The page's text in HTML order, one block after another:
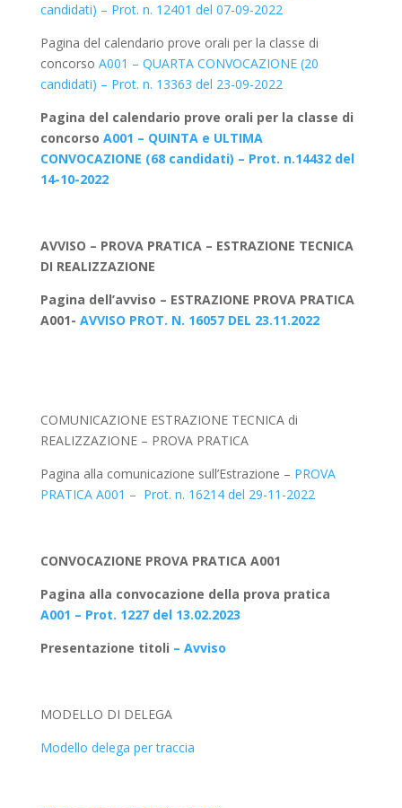
candidati) – Prot. n. 12401 del 07-09-2022
Pagina del calendario prove orali per la classe di
concorso A001 – QUARTA CONVOCAZIONE (20
candidati) – Prot. n. 13363 del 23-09-2022
Pagina del calendario prove orali per la classe di
concorso A001 – QUINTA e ULTIMA
CONVOCAZIONE (68 candidati) – Prot. n.14432 del
14-10-2022
AVVISO – PROVA PRATICA – ESTRAZIONE TECNICA
DI REALIZZAZIONE
Pagina dell’avviso – ESTRAZIONE PROVA PRATICA
A001- AVVISO PROT. N. 16057 DEL 23.11.2022
COMUNICAZIONE ESTRAZIONE TECNICA di
REALIZZAZIONE – PROVA PRATICA
Pagina alla comunicazione sull’Estrazione – PROVA
PRATICA A001 – Prot. n. 16214 del 29-11-2022
CONVOCAZIONE PROVA PRATICA A001
Pagina alla convocazione della prova pratica
A001 – Prot. 1227 del 13.02.2023
Presentazione titoli – Avviso
MODELLO DI DELEGA
Modello delega per traccia